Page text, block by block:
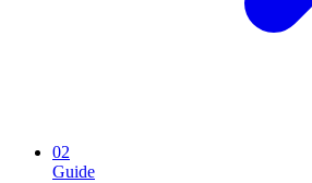
02
Guide